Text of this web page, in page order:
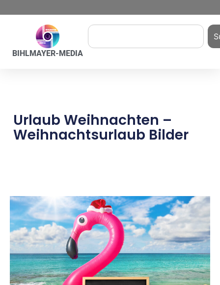
BIHLMAYER-MEDIA
Urlaub Weihnachten –
Weihnachtsurlaub Bilder